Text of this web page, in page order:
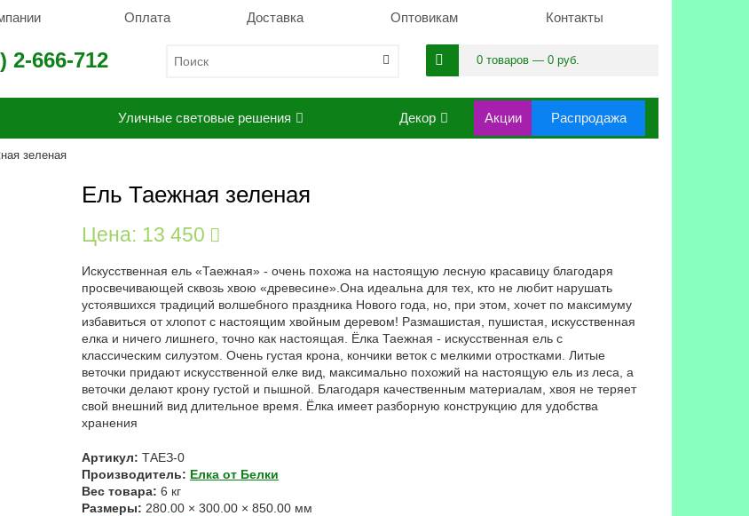
Оплата Доставка Оптовикам Контакты
2-666-712 0 товаров — 0 руб.
Уличные световые решения Декор Акции Распродажа
зеленая
Ель Таежная зеленая
Цена: 13 450
Искусственная ель «Таежная» - очень похожа на настоящую лесную красавицу благодаря
просвечивающей сквозь хвою «древесине».Она идеальна для тех, кто не любит нарушать
устоявшихся традиций волшебного праздника Нового года, но, при этом, хочет по максимуму
избавиться от хлопот с настоящим хвойным деревом! Размашистая, пушистая, искусственная
елка и ничего лишнего, точно как настоящая. Ёлка Таежная - искусственная ель с
классическим силуэтом. Очень густая крона, кончики веток с мелкими отростками. Литые
веточки придают искусственной елке вид, максимально похожий на настоящую ель из леса, а
веточки делают крону густой и пышной. Благодаря качественным материалам, хвоя не теряет
свой внешний вид длительное время. Ёлка имеет разборную конструкцию для удобства
хранения
Артикул: ТАЕЗ-0
Производитель: Елка от Белки
Вес товара: 6 кг
Размеры: 280.00 × 300.00 × 850.00 мм